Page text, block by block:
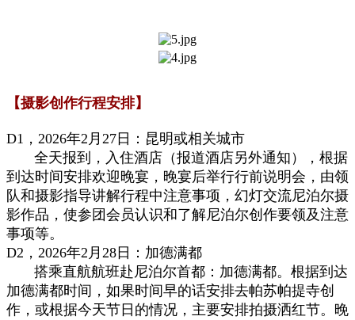
【摄影创作行程安排】
D1，2026年2月27日：昆明或相关城市
全天报到，入住酒店（报道酒店另外通知），根据
到达时间安排欢迎晚宴，晚宴后举行行前说明会，由领
队和摄影指导讲解行程中注意事项，幻灯交流尼泊尔摄
影作品，使参团会员认识和了解尼泊尔创作要领及注意
事项等。
D2，2026年2月28日：加德满都
搭乘直航航班赴尼泊尔首都：加德满都。根据到达
加德满都时间，如果时间早的话安排去帕苏帕提寺创
作，或根据今天节日的情况，主要安排拍摄洒红节。晚